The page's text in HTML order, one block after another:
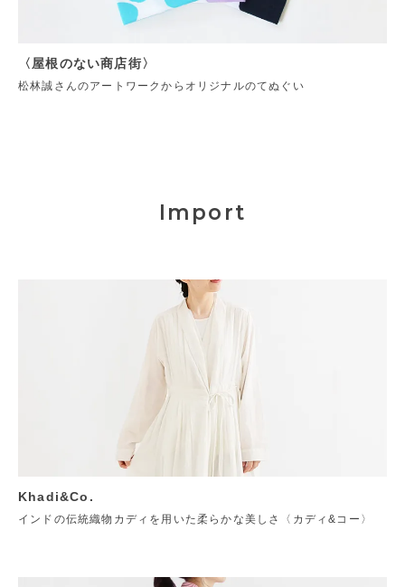
〈屋根のない商店街〉
松林誠さんのアートワークからオリジナルのてぬぐい
Import
Khadi&Co.
インドの伝統織物カディを用いた柔らかな美しさ〈カディ&コー〉